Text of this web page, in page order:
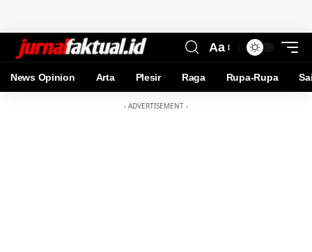
Aa
News Opinion Arta Plesir Raga Rupa-Rupa
- ADVERTISEMENT -